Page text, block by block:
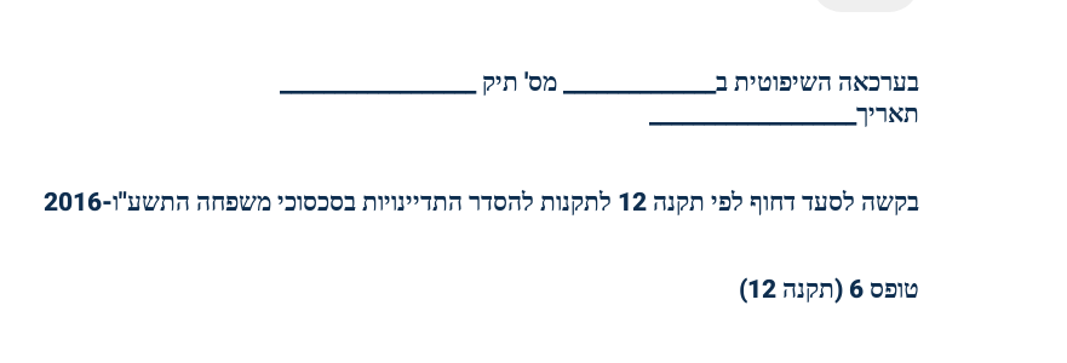
בערכאה השיפוטית ב______________ מס' תיק __________________
תאריך___________________
בקשה לסעד דחוף לפי תקנה 12 לתקנות להסדר התדיינויות בסכסוכי משפחה התשע"ו-2016
טופס 6 (תקנה 12)